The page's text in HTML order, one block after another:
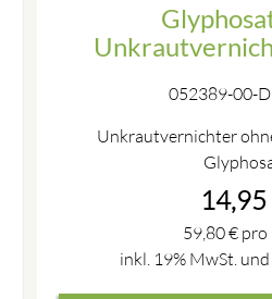
052389-00-
Unkrautvernichter
14,95
59,80€pro
inkl. 19% MwSt. und